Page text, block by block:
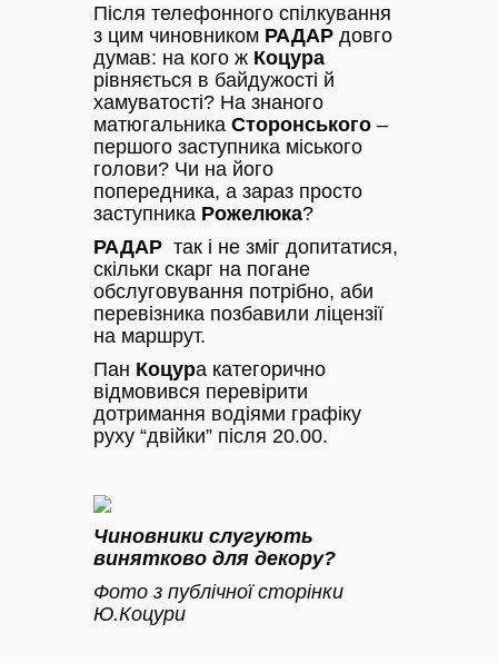
Після телефонного спілкування
з цим чиновником РАДАР довго
думав: на кого ж Коцура
рівняється в байдужості й
хамуватості? На знаного
матюгальника Сторонського –
першого заступника міського
голови? Чи на його
попередника, а зараз просто
заступника Рожелюка?
РАДАР так і не зміг допитатися,
скільки скарг на погане
обслуговування потрібно, аби
перевізника позбавили ліцензії
на маршрут.
Пан Коцура категорично
відмовився перевірити
дотримання водіями графіку
руху “двійки” після 20.00.
Чиновники слугують
винятково для декору?
Фото з публічної сторінки
Ю.Коцури